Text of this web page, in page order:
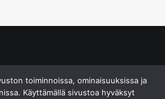
toiminnoissa, ominaisuuksissa ja
Käyttämällä sivustoa hyväksyt